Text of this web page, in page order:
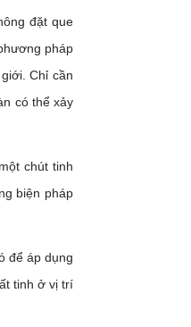
đặt que
pháp
Chỉ cần
có thể xảy
chút tinh
biện pháp
để áp dụng
tinh ở vị trí